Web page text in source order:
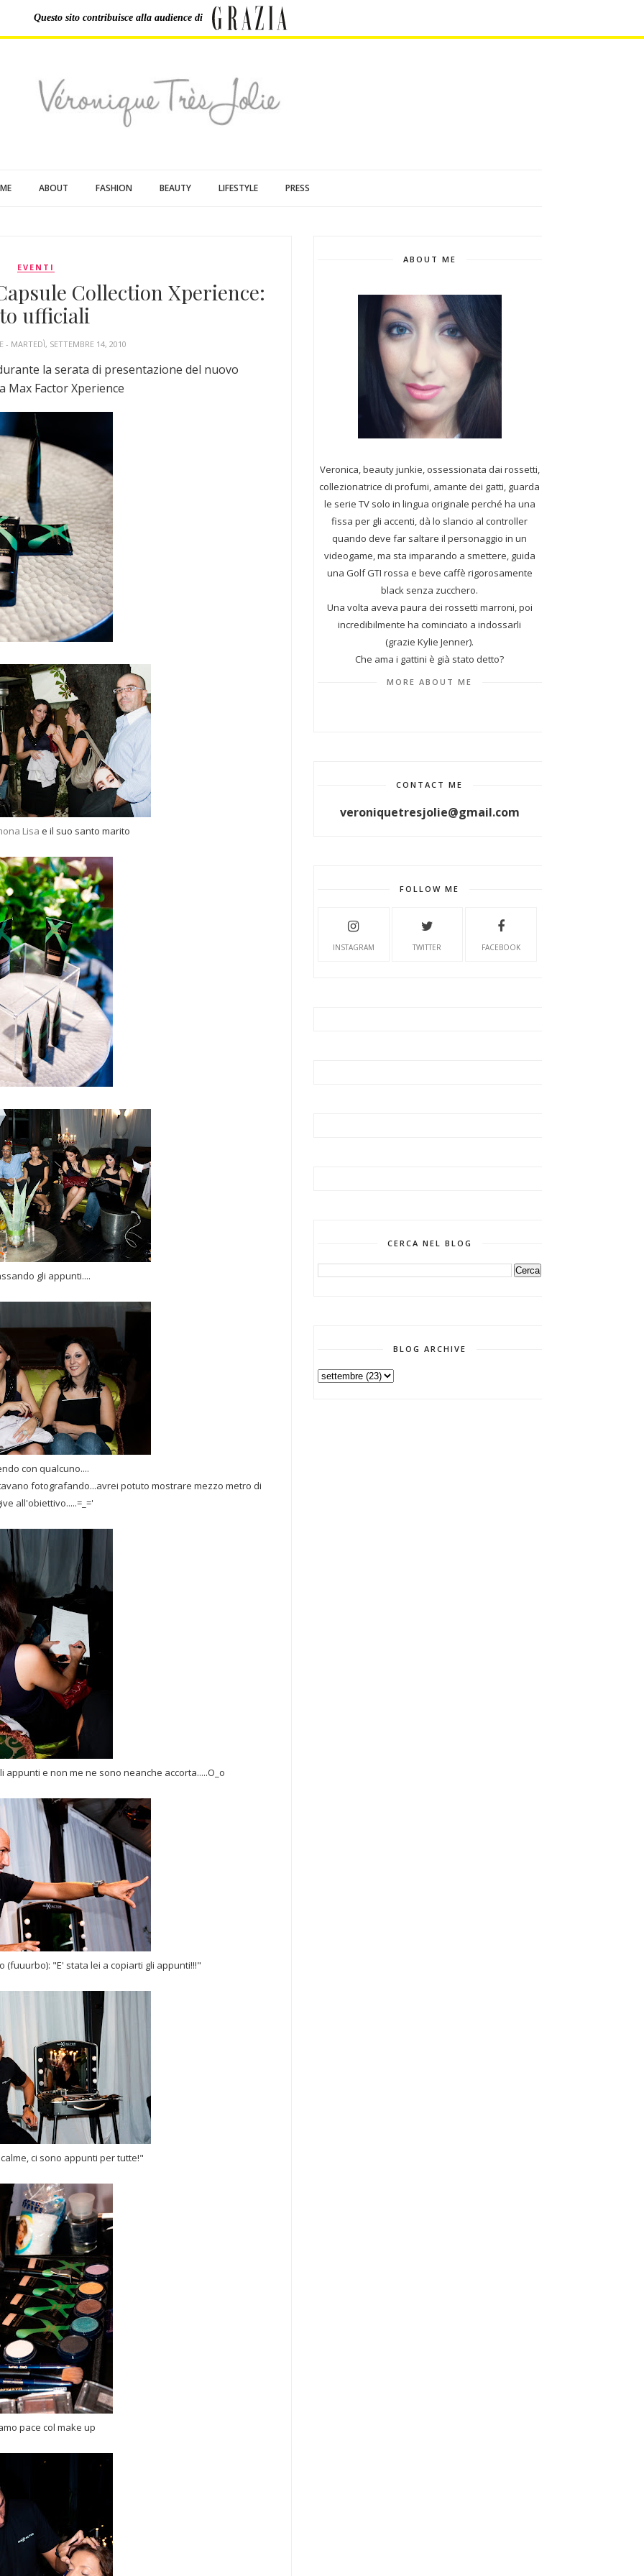
Questo sito contribuisce alla audience di
ABOUT FASHION BEAUTY LIFESTYLE PRESS
EVENTI
Collection Xperience:
ufficiali
- MARTEDÌ, SETTEMBRE 14, 2010
la serata di presentazione del nuovo
Max Factor Xperience
Lisa e il suo santo marito
gli appunti....
con qualcuno....
fotografando...avrei potuto mostrare mezzo metro di
all'obiettivo.....=_='
appunti e non me ne sono neanche accorta.....O_o
(fuuurbo): "E' stata lei a copiarti gli appunti!!!"
ci sono appunti per tutte!"
pace col make up
ABOUT ME
Veronica, beauty junkie, ossessionata dai rossetti,
collezionatrice di profumi, amante dei gatti, guarda
le serie TV solo in lingua originale perché ha una
fissa per gli accenti, dà lo slancio al controller
quando deve far saltare il personaggio in un
videogame, ma sta imparando a smettere, guida
una Golf GTI rossa e beve caffè rigorosamente
black senza zucchero.
Una volta aveva paura dei rossetti marroni, poi
incredibilmente ha cominciato a indossarli
(grazie Kylie Jenner).
Che ama i gattini è già stato detto?
MORE ABOUT ME
CONTACT ME
veroniquetresjolie@gmail.com
FOLLOW ME
INSTAGRAM TWITTER FACEBOOK
CERCA NEL BLOG
BLOG ARCHIVE